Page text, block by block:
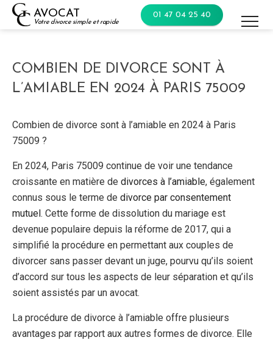
Skip
AVOCAT
Votre divorce simple et rapide
01 47 04 25 40
COMBIEN DE DIVORCE SONT À
L’AMIABLE EN 2024 À PARIS 75009
Combien de divorce sont à l’amiable en 2024 à Paris
75009 ?
En 2024, Paris 75009 continue de voir une tendance
croissante en matière de divorces à l’amiable, également
connus sous le terme de divorce par consentement
mutuel. Cette forme de dissolution du mariage est
devenue populaire depuis la réforme de 2017, qui a
simplifié la procédure en permettant aux couples de
divorcer sans passer devant un juge, pourvu qu’ils soient
d’accord sur tous les aspects de leur séparation et qu’ils
soient assistés par un avocat.
La procédure de divorce à l’amiable offre plusieurs
avantages par rapport aux autres formes de divorce. Elle